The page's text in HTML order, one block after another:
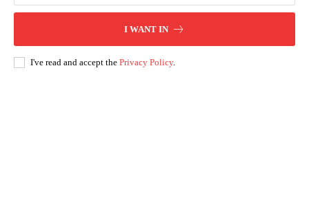
I WANT IN
I've read and accept the Privacy Policy.